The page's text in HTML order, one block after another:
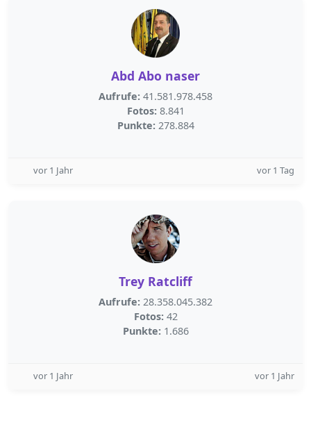
Abd Abo naser
Aufrufe: 41.581.978.458
Fotos: 8.841
Punkte: 278.884
vor 1 Jahr vor 1 Tag
Trey Ratcliff
Aufrufe: 28.358.045.382
Fotos: 42
Punkte: 1.686
vor 1 Jahr vor 1 Jahr